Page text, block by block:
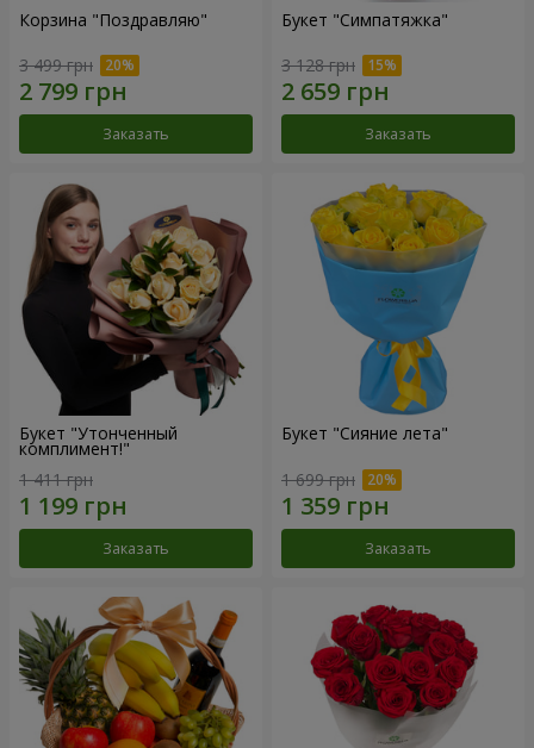
Корзина "Поздравляю"
3 499 грн
Заказать
Букет "Симпатяжка"
3 128 грн
Заказать
Букет "Утонченный
комплимент!"
1 411 грн
Заказать
Букет "Сияние лета"
1 699 грн
Заказать